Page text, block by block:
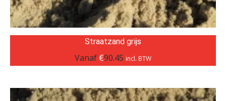
Straatzand grijs
Vanaf €90.45 incl. BTW